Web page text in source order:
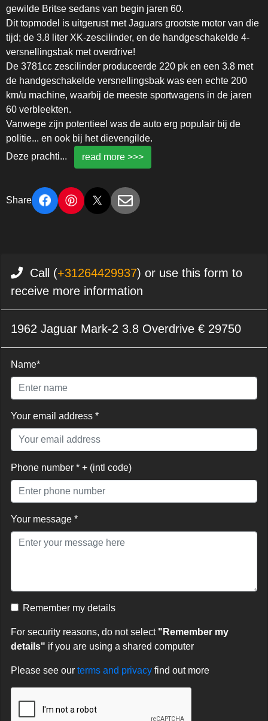
gewilde Britse sedans van begin jaren 60.
Dit topmodel is uitgerust met Jaguars grootste motor van die
tijd; de 3.8 liter XK-zescilinder, en de handgeschakelde 4-
versnellingsbak met overdrive!
De 3781cc zescilinder produceerde 220 pk en een 3.8 met
de handgeschakelde versnellingsbak was een echte 200
km/u machine, waarbij de meeste sportwagens in de jaren
60 verbleekten.
Vanwege zijn potentieel was de auto erg populair bij de
politie... en ook bij het dievengilde.
Deze prachti... read more >>>
Share
Call (+31264429937) or use this form to
receive more information
1962 Jaguar Mark-2 3.8 Overdrive € 29750
Name*
Your email address *
Phone number * + (intl code)
Your message *
Remember my details
For security reasons, do not select "Remember my
details" if you are using a shared computer
Please see our terms and privacy find out more